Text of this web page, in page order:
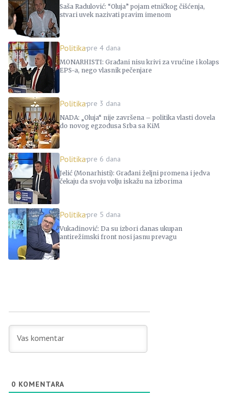
Saša Radulović: “Oluja” pojam etničkog čišćenja,
stvari uvek nazivati pravim imenom
Politikapre 4 dana
MONARHISTI: Građani nisu krivi za vrućine i kolaps
EPS-a, nego vlasnik pečenjare
Politikapre 3 dana
NADA: „Oluja“ nije završena – politika vlasti dovela
do novog egzodusa Srba sa KiM
Politikapre 6 dana
Jelić (Monarhisti): Građani željni promena i jedva
čekaju da svoju volju iskažu na izborima
Politikapre 5 dana
Vukadinović: Da su izbori danas ukupan
antirežimski front nosi jasnu prevagu
0 KOMENTARA